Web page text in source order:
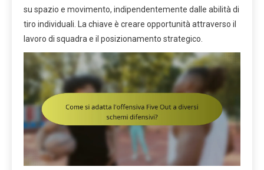
su spazio e movimento, indipendentemente dalle abilità di
tiro individuali. La chiave è creare opportunità attraverso il
lavoro di squadra e il posizionamento strategico.